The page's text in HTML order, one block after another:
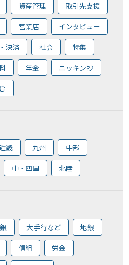
資産管理 取引先支援
営業店 インタビュー
決済 社会 特集
年金 ニッキン抄
近畿 九州 中部
中・四国 北陸
大手行など 地銀
信組 労金